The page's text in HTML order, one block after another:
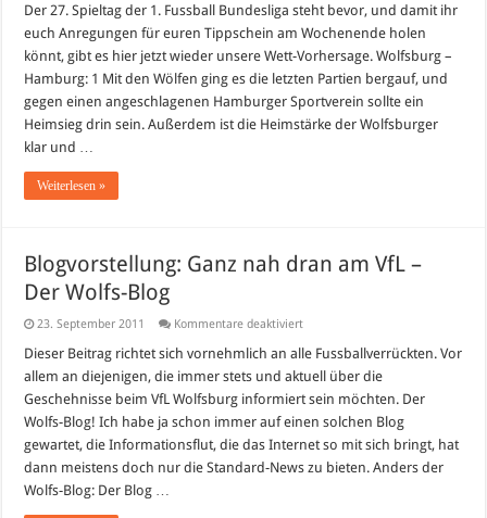
27.
Spieltag
2012
Der 27. Spieltag der 1. Fussball Bundesliga steht bevor, und damit ihr
euch Anregungen für euren Tippschein am Wochenende holen
könnt, gibt es hier jetzt wieder unsere Wett-Vorhersage. Wolfsburg –
Hamburg: 1 Mit den Wölfen ging es die letzten Partien bergauf, und
gegen einen angeschlagenen Hamburger Sportverein sollte ein
Heimsieg drin sein. Außerdem ist die Heimstärke der Wolfsburger
klar und …
Weiterlesen »
Blogvorstellung: Ganz nah dran am VfL –
Der Wolfs-Blog
23. September 2011 Kommentare deaktiviertfür
Ganz
dran
am
VfL
–
Wolfs-
Blog
Dieser Beitrag richtet sich vornehmlich an alle Fussballverrückten. Vor
allem an diejenigen, die immer stets und aktuell über die
Geschehnisse beim VfL Wolfsburg informiert sein möchten. Der
Wolfs-Blog! Ich habe ja schon immer auf einen solchen Blog
gewartet, die Informationsflut, die das Internet so mit sich bringt, hat
dann meistens doch nur die Standard-News zu bieten. Anders der
Wolfs-Blog: Der Blog …